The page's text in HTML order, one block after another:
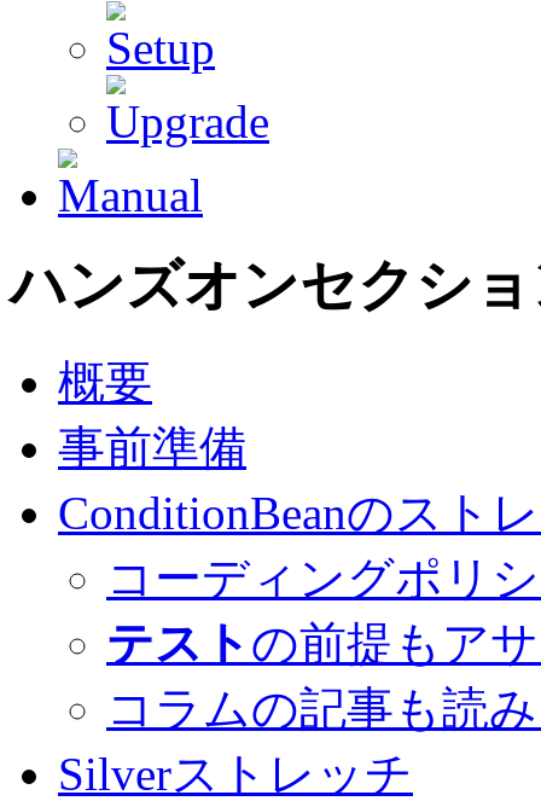
ハンズオンセクシ
概要
事前準備
ConditionBeanのスト
コーディングポリ
テスト の前提もア
コラムの記事も読
Silverストレッチ